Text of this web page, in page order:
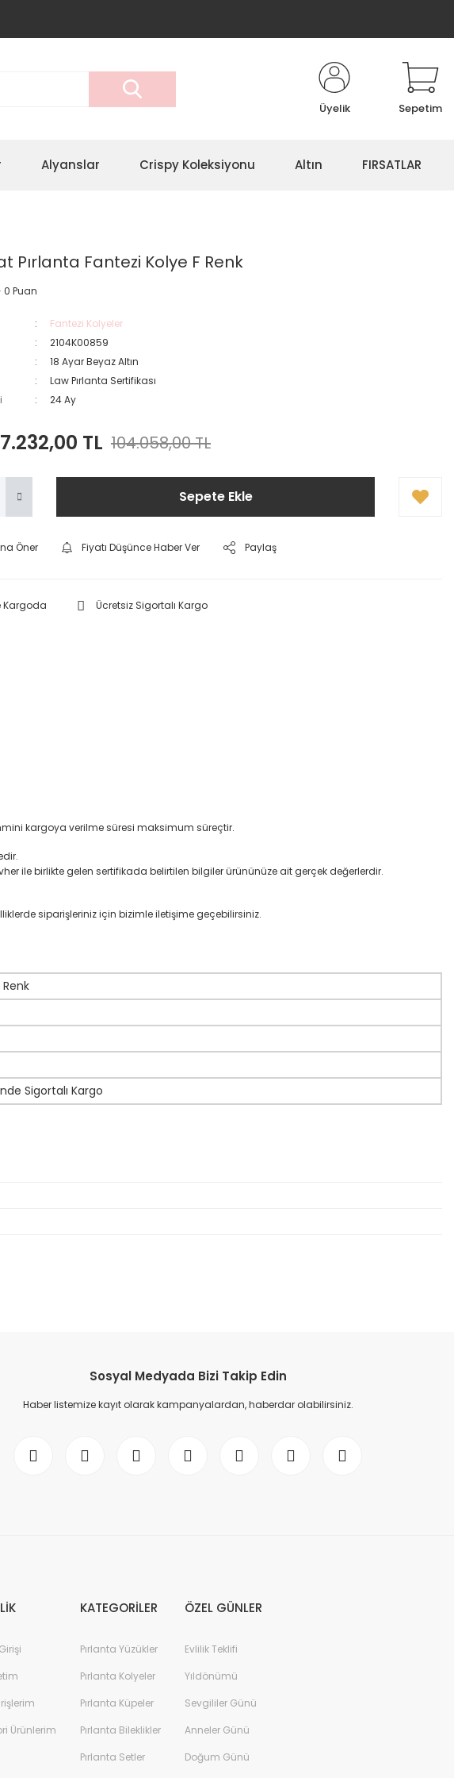
Üyelik Sepetim
Alyanslar Crispy Koleksiyonu Altın FIRSATLAR
Pırlanta Fantezi Kolye F Renk
0 Puan
Fantezi Kolyeler
2104K00859
18 Ayar Beyaz Altın
Law Pırlanta Sertifikası
24 Ay
TL 104.058,00 TL
Sepete Ekle
Öner Fiyatı Düşünce Haber Ver Paylaş
Kargoda Ücretsiz Sigortalı Kargo
kargoya verilme süresi maksimum süreçtir.
ile birlikte gelen sertifikada belirtilen bilgiler ürününüze ait gerçek değerlerdir.
siparişleriniz için bizimle iletişime geçebilirsiniz.
Sigortalı Kargo
Sosyal Medyada Bizi Takip Edin
Haber listemize kayıt olarak kampanyalardan, haberdar olabilirsiniz.
Ürünlerim
KATEGORİLER
Pırlanta Yüzükler
Pırlanta Kolyeler
Pırlanta Küpeler
Pırlanta Bileklikler
Pırlanta Setler
ÖZEL GÜNLER
Evlilik Teklifi
Yıldönümü
Sevgililer Günü
Anneler Günü
Doğum Günü